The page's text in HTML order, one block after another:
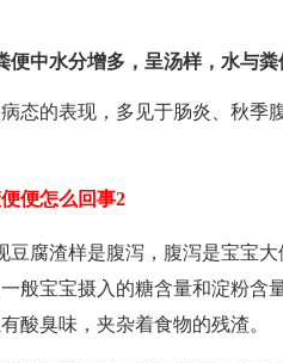
便中水分增多，呈汤样，水与
态的表现，多见于肠炎、秋季
便怎么回事2
豆腐渣样是腹泻，腹泻是宝宝
般宝宝摄入的糖含量和淀粉含
酸臭味，夹杂着食物的残渣。